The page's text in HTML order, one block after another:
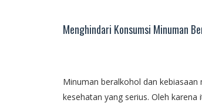
Menghindari Konsumsi Minuman
Minuman beralkohol dan
kesehatan yang serius. Oleh